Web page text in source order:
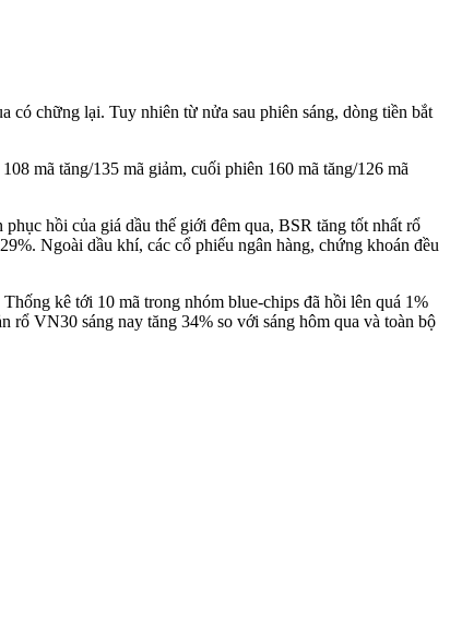
chững lại. Tuy nhiên từ nửa sau phiên sáng, dòng tiền bắt
mã tăng/135 mã giảm, cuối phiên 160 mã tăng/126 mã
hồi của giá dầu thế giới đêm qua, BSR tăng tốt nhất rổ
Ngoài dầu khí, các cổ phiếu ngân hàng, chứng khoán đều
kê tới 10 mã trong nhóm blue-chips đã hồi lên quá 1%
VN30 sáng nay tăng 34% so với sáng hôm qua và toàn bộ